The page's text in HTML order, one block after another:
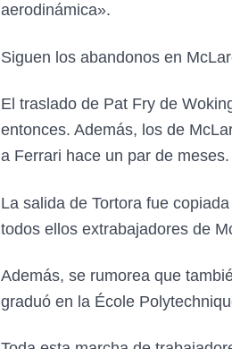
aerodinámica».
Siguen los abandonos en
El traslado de Pat Fry de
entonces. Además, los de
a Ferrari hace un par de meses.
La salida de Tortora fue
todos ellos extrabajadores de
Además, se rumorea que
graduó en la École